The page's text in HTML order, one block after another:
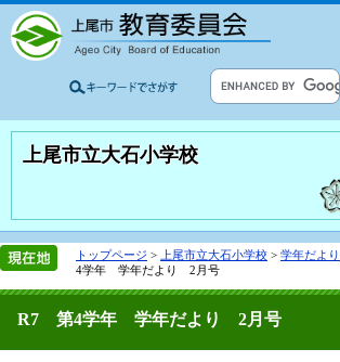
上尾市立大石小学校
トップページ > 上尾市立大石小学校 > 学年だより
4学年 学年だより 2月号
R7 第4学年 学年だより 2月号